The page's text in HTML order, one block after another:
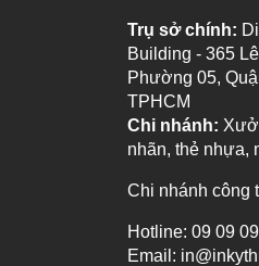
Trụ sở chính:
Building - 365
Phường 05,
TPHCM
Chi nhánh:
nhãn, thẻ nhựa,
Chi nhánh công
Hotline: 09 09
Email: